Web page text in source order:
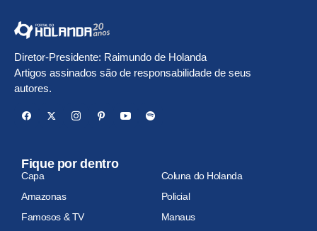
Diretor-Presidente: Raimundo de Holanda
Artigos assinados são de responsabilidade de seus
autores.
Fique por dentro
Capa
Coluna do Holanda
Amazonas
Policial
Famosos & TV
Manaus